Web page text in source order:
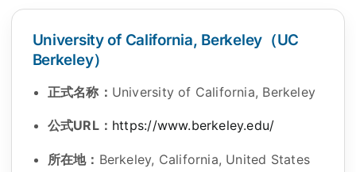
University of California, Berkeley（UC
Berkeley）
正式名称： University of California, Berkeley
公式URL： https://www.berkeley.edu/
所在地： Berkeley, California, United States